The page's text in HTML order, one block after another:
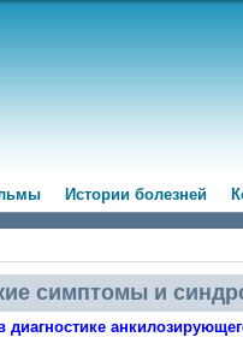
Истории болезней
симптомы и